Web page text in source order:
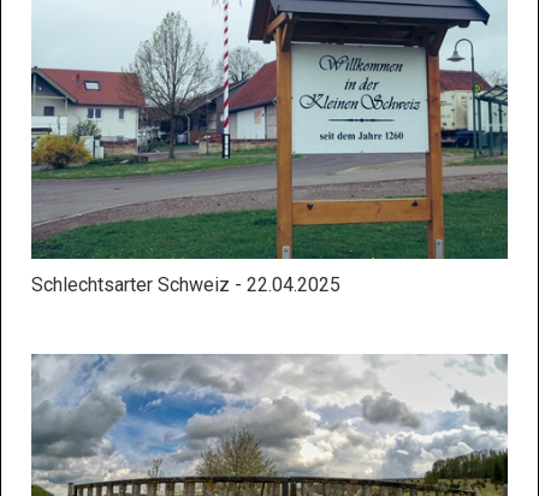
Schlechtsarter Schweiz - 22.04.2025